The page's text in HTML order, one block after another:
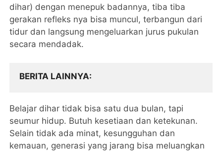
dihar) dengan menepuk badannya, tiba tiba
gerakan refleks nya bisa muncul, terbangun dari
tidur dan langsung mengeluarkan jurus pukulan
secara mendadak.
BERITA LAINNYA
Belajar dihar tidak bisa satu dua bulan, tapi
seumur hidup. Butuh kesetiaan dan ketekunan.
Selain tidak ada minat, kesungguhan dan
kemauan, generasi yang jarang bisa meluangkan